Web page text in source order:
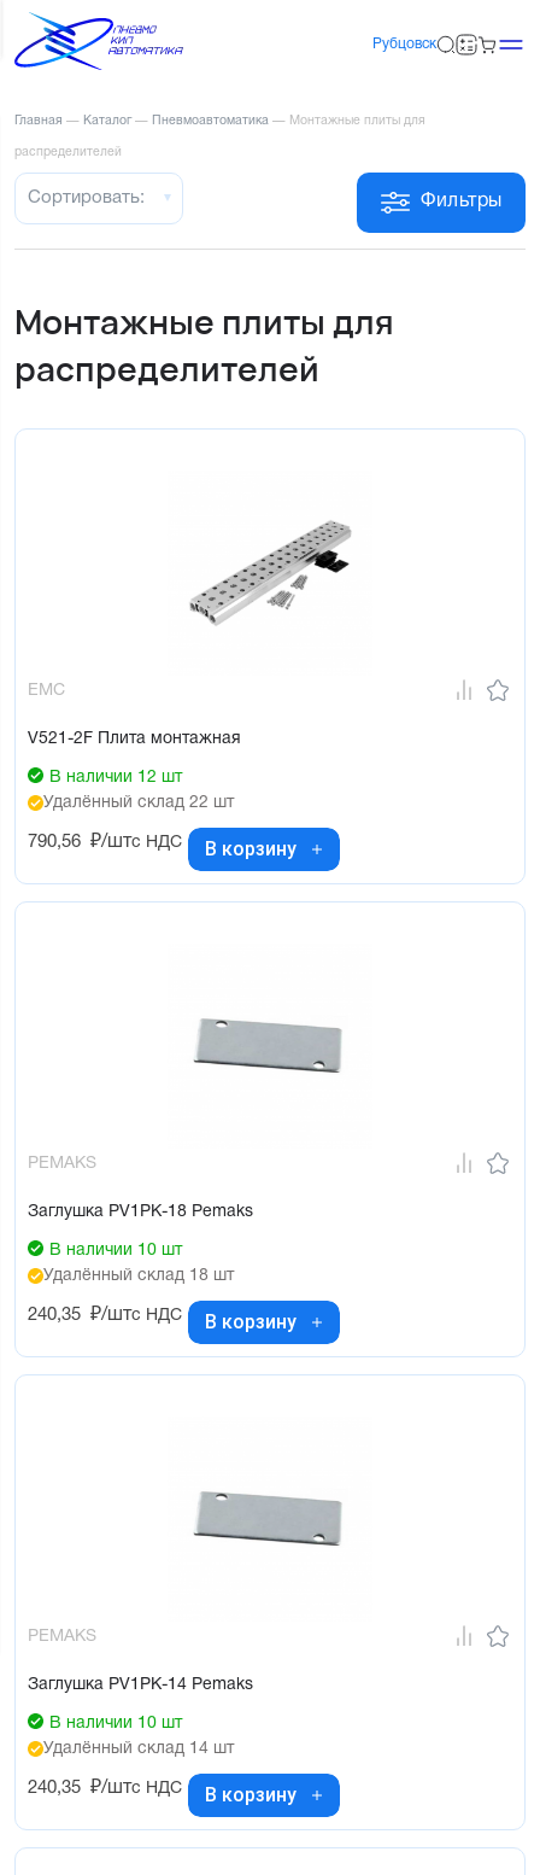
Рубцовск
Главная — Каталог — Пневмоавтоматика — Монтажные плиты для
распределителей
Фильтры
Сортировать:
Монтажные плиты для
распределителей
EMC
V521-2F Плита монтажная
В наличии 12 шт
Удалённый склад 22 шт
790,56 ₽/штс НДС В корзину
PEMAKS
Заглушка PV1PK-18 Pemaks
В наличии 10 шт
Удалённый склад 18 шт
240,35 ₽/штс НДС В корзину
PEMAKS
Заглушка PV1PK-14 Pemaks
В наличии 10 шт
Удалённый склад 14 шт
240,35 ₽/штс НДС В корзину